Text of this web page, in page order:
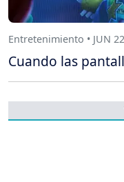
Entretenimiento • JUN
Cuando las